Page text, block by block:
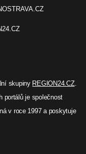
skupiny REGION24.CZ.
portálů je společnost
v roce 1997 a poskytuje